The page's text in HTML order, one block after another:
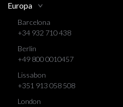
Europa
Barcelona
+34 932 710 438
Berlin
+49 800 0010457
Lissabon
+351 913 058 508
London